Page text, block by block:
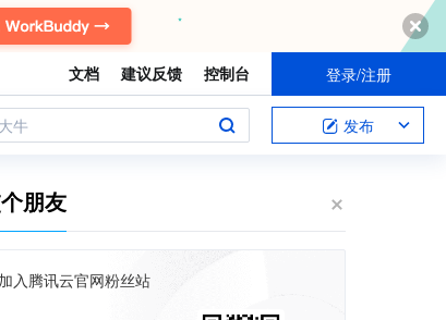
文档 建议反馈 控制台 登录/注册
牛 发布
朋友
加入腾讯云官网粉丝站